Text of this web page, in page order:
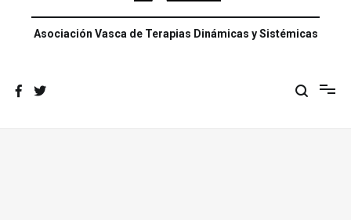
Asociación Vasca de Terapias Dinámicas y Sistémicas